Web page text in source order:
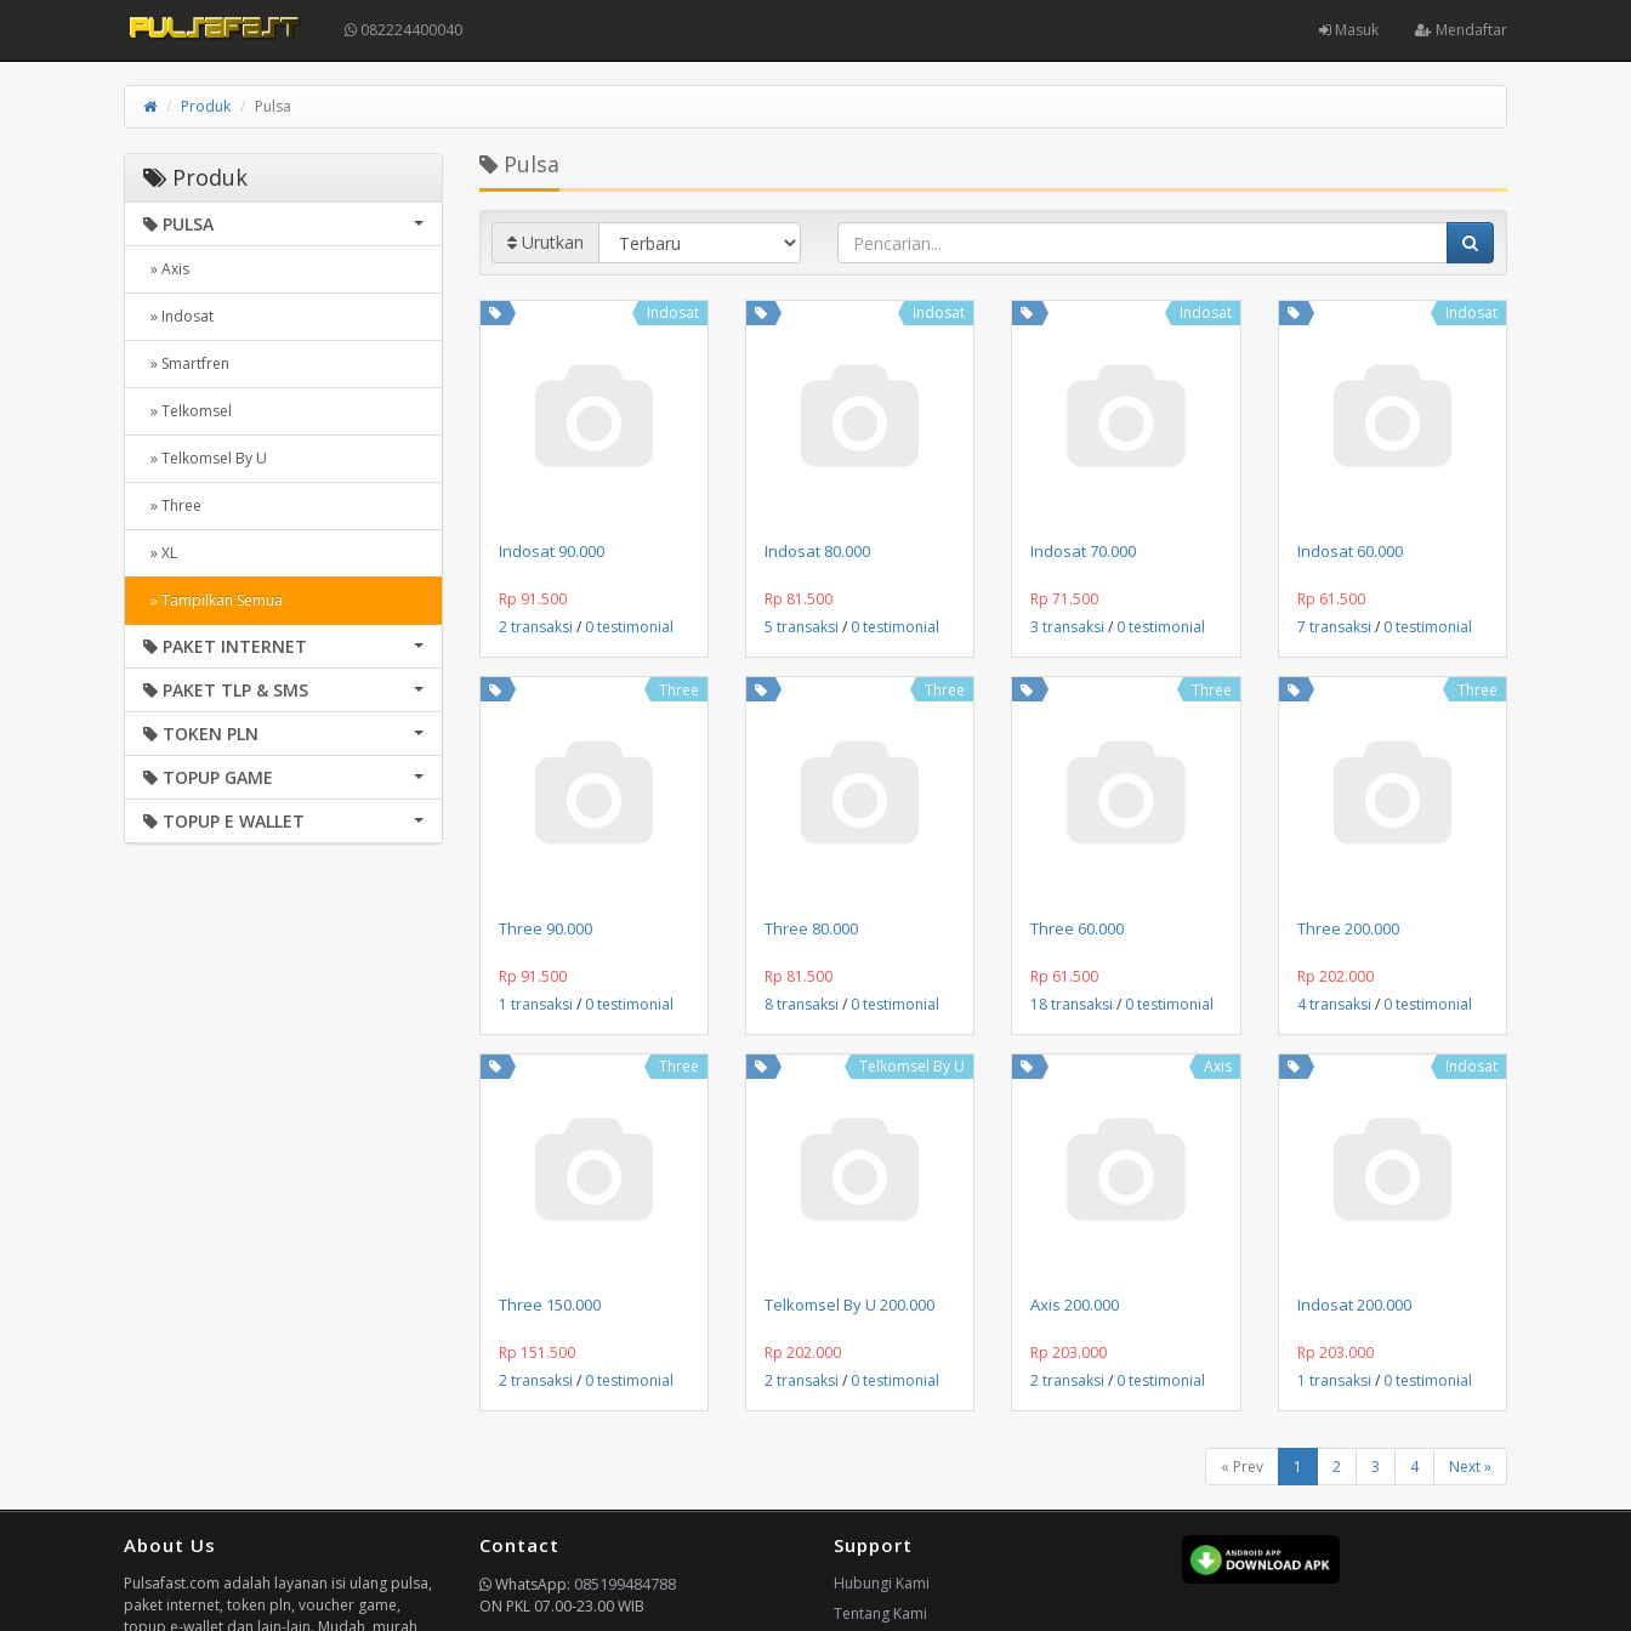
082224400040 Masuk Mendaftar
Produk Pulsa
Produk
PULSA
» Axis
» Indosat
» Smartfren
» Telkomsel
» Telkomsel By U
» Three
» XL
» Tampilkan Semua
PAKET INTERNET
PAKET TLP & SMS
TOKEN PLN
TOPUP GAME
TOPUP E WALLET
Pulsa
Urutkan
Indosat
Beli Sekarang
Indosat 90.000
Rp 91.500
2 transaksi / 0 testimonial
Indosat
Beli Sekarang
Indosat 80.000
Rp 81.500
5 transaksi / 0 testimonial
Indosat
Beli Sekarang
Indosat 70.000
Rp 71.500
3 transaksi / 0 testimonial
Indosat
Beli Sekarang
Indosat 60.000
Rp 61.500
7 transaksi / 0 testimonial
Three
Beli Sekarang
Three 90.000
Rp 91.500
1 transaksi / 0 testimonial
Three
Beli Sekarang
Three 80.000
Rp 81.500
8 transaksi / 0 testimonial
Three
Beli Sekarang
Three 60.000
Rp 61.500
18 transaksi / 0 testimonial
Three
Beli Sekarang
Three 200.000
Rp 202.000
4 transaksi / 0 testimonial
Three
Beli Sekarang
Three 150.000
Rp 151.500
2 transaksi / 0 testimonial
Telkomsel By U
Beli Sekarang
Telkomsel By U 200.000
Rp 202.000
2 transaksi / 0 testimonial
Axis
Beli Sekarang
Axis 200.000
Rp 203.000
2 transaksi / 0 testimonial
Indosat
Beli Sekarang
Indosat 200.000
Rp 203.000
1 transaksi / 0 testimonial
« Prev 1 2 3 4 Next »
About Us
Pulsafast.com adalah layanan isi ulang pulsa,
paket internet, token pln, voucher game,
Contact
WhatsApp: 085199484788
ON PKL 07.00-23.00 WIB
Support
Hubungi Kami
Tentang Kami